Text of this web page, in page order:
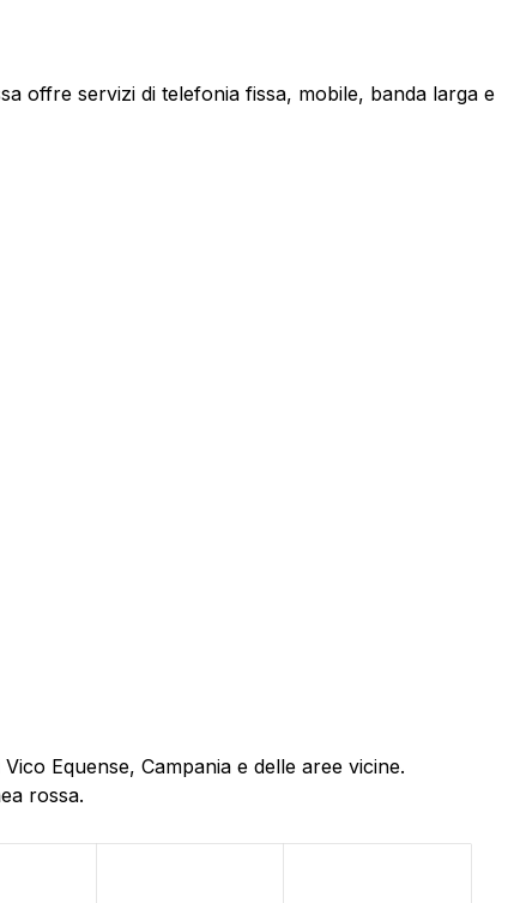
offre servizi di telefonia fissa, mobile, banda larga e
Equense, Campania e delle aree vicine.
rossa.